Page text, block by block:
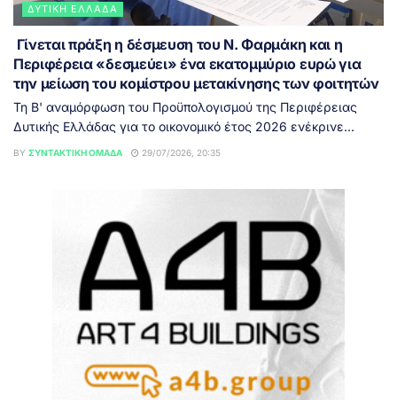
ΔΥΤΙΚΉ ΕΛΛΆΔΑ
Γίνεται πράξη η δέσμευση του Ν. Φαρμάκη και η
Περιφέρεια «δεσμεύει» ένα εκατομμύριο ευρώ για
την μείωση του κομίστρου μετακίνησης των φοιτητών
Τη Β' αναμόρφωση του Προϋπολογισμού της Περιφέρειας
Δυτικής Ελλάδας για το οικονομικό έτος 2026 ενέκρινε...
BY ΣΥΝΤΑΚΤΙΚΉ ΟΜΆΔΑ 29/07/2026, 20:35